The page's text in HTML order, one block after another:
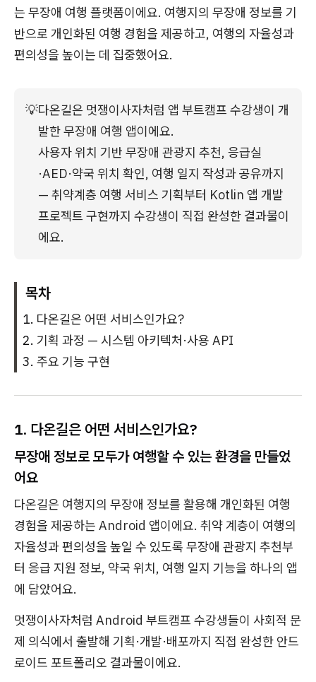
는 무장애 여행 플랫폼이에요. 여행지의 무장애 정보를 기
반으로 개인화된 여행 경험을 제공하고, 여행의 자율성과
편의성을 높이는 데 집중했어요.
💡다온길은 멋쟁이사자처럼 앱 부트캠프 수강생이 개
발한 무장애 여행 앱이에요.
사용자 위치 기반 무장애 관광지 추천, 응급실
·AED·약국 위치 확인, 여행 일지 작성과 공유까지
— 취약계층 여행 서비스 기획부터 Kotlin 앱 개발
프로젝트 구현까지 수강생이 직접 완성한 결과물이
에요.
목차
다온길은 어떤 서비스인가요?
기획 과정 — 시스템 아키텍처·사용 API
주요 기능 구현
1. 다온길은 어떤 서비스인가요?
무장애 정보로 모두가 여행할 수 있는 환경을 만들었
어요
다온길은 여행지의 무장애 정보를 활용해 개인화된 여행
경험을 제공하는 Android 앱이에요. 취약 계층이 여행의
자율성과 편의성을 높일 수 있도록 무장애 관광지 추천부
터 응급 지원 정보, 약국 위치, 여행 일지 기능을 하나의 앱
에 담았어요.
멋쟁이사자처럼 Android 부트캠프 수강생들이 사회적 문
제 의식에서 출발해 기획·개발·배포까지 직접 완성한 안드
로이드 포트폴리오 결과물이에요.